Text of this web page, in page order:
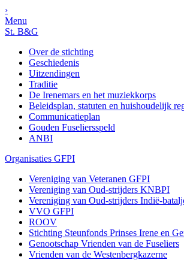
›
Menu
St. B&G
Over de stichting
Geschiedenis
Uitzendingen
Traditie
De Irenemars en het muziekkorps
Beleidsplan, statuten en huishoudelijk
Communicatieplan
Gouden Fuseliersspeld
ANBI
Organisaties GFPI
Vereniging van Veteranen GFPI
Vereniging van Oud-strijders KNBPI
Vereniging van Oud-strijders Indië-
VVO GFPI
ROOV
Stichting Steunfonds Prinses Irene en
Genootschap Vrienden van de Fuseliers
Vrienden van de Westenbergkazerne